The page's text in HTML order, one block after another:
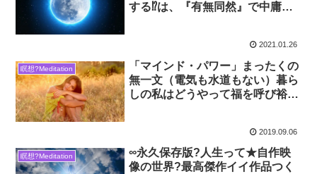
する⁉は、『有無同然』で中庸
2021.01.26
瞑想?Meditation
「マインド・パワー」まったくの
無一文（電気も水道もない）暮ら
しの私はどうやって福を呼び裕福
2019.09.06
瞑想?Meditation
∞永久保存版?人生って★自作映
像の世界?最高傑作イイ作品つく